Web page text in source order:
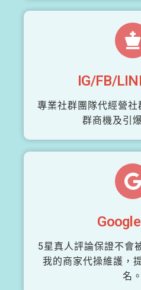
IG/FB/
專業社群團隊代經營
群商機及引
5星真人評論保證不會
我的商家代操維護，
名。